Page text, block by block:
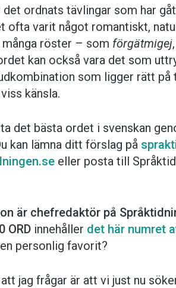
det ordnats tävlingar som har
ofta varit något romantiskt,
röster – som för­gätmigej,
kan också vara det som
som ligger rätt på
känsla.
det bästa ordet i svenskan
kan lämna ditt förslag på
eller posta till
är chefredaktör på
ORD innehåller det här numret
personlig favorit?
jag frågar är att vi just nu